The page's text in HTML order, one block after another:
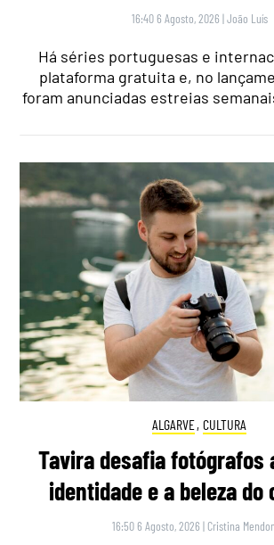
16:40 6 Agosto, 2026 |João Luís
Há séries portuguesas e
plataforma gratuita e, no
foram anunciadas estreias
ALGARVE, CULTURA
Tavira desafia fotógrafos
identidade e a beleza do
16:50 6 Agosto, 2026 | Cristina